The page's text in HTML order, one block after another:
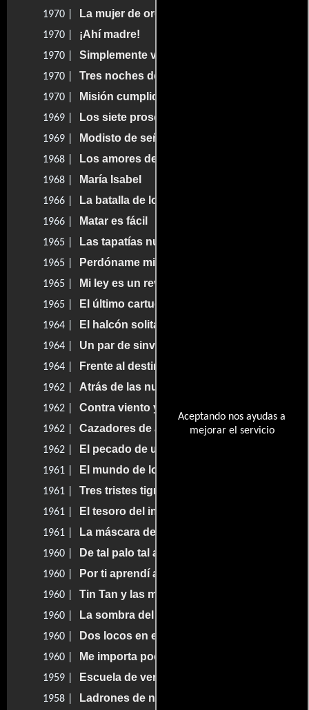
Aceptando nos ayudas a
mejorar el servicio
1970 | La mujer de oro
1970 | ¡Ahí madre!
1970 | Simplemente vivir
1970 | Tres noches de locura
1970 | Misión cumplida
1969 | Los siete proscritos
1969 | Modisto de señoras
1968 | Los amores de Juan Charrasqueado
1968 | María Isabel
1966 | La batalla de los pasteles
1966 | Matar es fácil
1965 | Las tapatías nunca pierden
1965 | Perdóname mi vida
1965 | Mi ley es un revólver
1965 | El último cartucho
1964 | El halcón solitario
1964 | Un par de sinvergüenzas
1964 | Frente al destino
1962 | Atrás de las nubes
1962 | Contra viento y marea
1962 | Cazadores de asesinos
1962 | El pecado de una madre
1961 | El mundo de los vampiros
1961 | Tres tristes tigres
1961 | El tesoro del indito
1961 | La máscara de la muerte
1960 | De tal palo tal astilla
1960 | Por ti aprendí a querer
1960 | Tin Tan y las modelos
1960 | La sombra del Caudillo
1960 | Dos locos en escena
1960 | Me importa poco
1959 | Escuela de verano
1958 | Ladrones de niños